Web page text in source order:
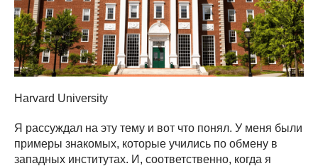
Harvard University
Я рассуждал на эту тему и вот что понял. У меня были
примеры знакомых, которые учились по обмену в
западных институтах. И, соответственно, когда я